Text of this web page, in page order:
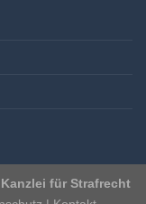
für Strafrecht